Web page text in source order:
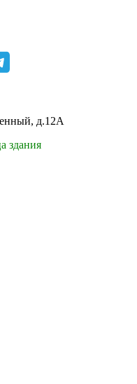
д.12А
здания